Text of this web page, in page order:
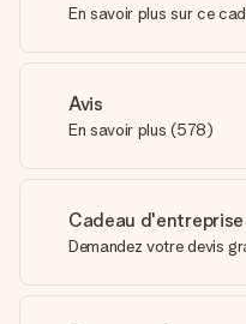
En savoir plus sur ce
Avis
En savoir plus (578)
Cadeau
Demandez votre devis